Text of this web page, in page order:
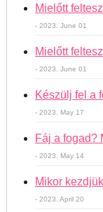
Mielőtt
- 2023. June 01
Mielőtt
- 2023. June 01
Készülj fel a
- 2023. May 17
Fáj a fogad?
- 2023. May 14
Mikor
- 2023. April 20